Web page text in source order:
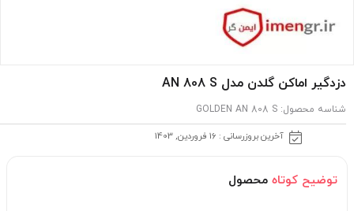
دزدگیر اماکن گلدن مدل AN 808 S
شناسه محصول: GOLDEN AN 808 S
آخرین بروزرسانی : 16 فروردین, 1403
توضیح کوتاه محصول